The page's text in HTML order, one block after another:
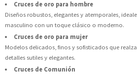
Cruces de oro para hombre
Diseños robustos, elegantes y atemporales,
masculino con un toque clásico o moderno.
Cruces de oro para mujer
Modelos delicados, finos y sofisticados que
detalles sutiles y elegantes.
Cruces de Comunión